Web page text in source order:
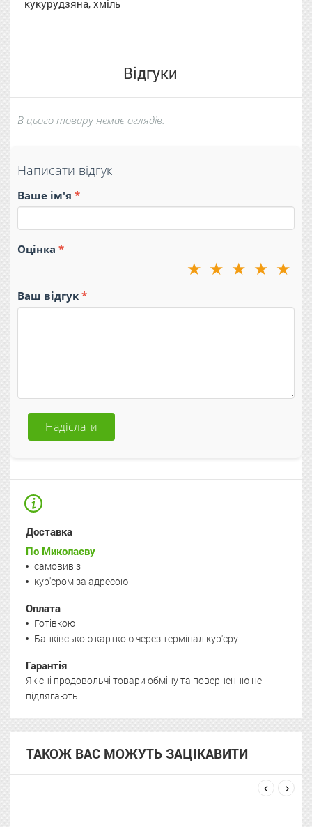
кукурудзяна, хміль
Відгуки
В цього товару немає оглядів.
Написати відгук
Ваше ім'я
Оцінка
★
★
★
★
★
Ваш відгук
Надіслати
Доставка
По Миколаєву
самовивіз
кур'єром за адресою
Оплата
Готівкою
Банківською карткою через термінал кур'єру
Гарантія
Якісні продовольчі товари обміну та поверненню не
підлягають.
ТАКОЖ ВАС МОЖУТЬ ЗАЦІКАВИТИ
prev
next